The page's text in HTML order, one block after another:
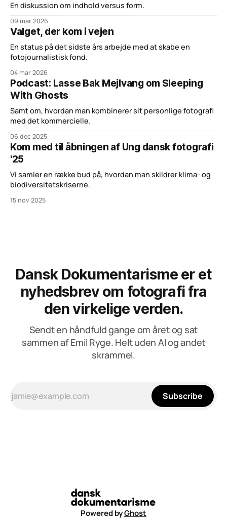
En diskussion om indhold versus form.
09 mar 2026
Valget, der kom i vejen
En status på det sidste års arbejde med at skabe en
fotojournalistisk fond.
04 mar 2026
Podcast: Lasse Bak Mejlvang om Sleeping
With Ghosts
Samt om, hvordan man kombinerer sit personlige fotografi
med det kommercielle.
06 dec 2025
Kom med til åbningen af Ung dansk fotografi
'25
Vi samler en række bud på, hvordan man skildrer klima- og
biodiversitetskriserne.
15 nov 2025
Dansk Dokumentarisme er et
nyhedsbrev om fotografi fra
den virkelige verden.
Sendt en håndfuld gange om året og sat
sammen af Emil Ryge. Helt uden AI og andet
skrammel.
Subscribe
Powered byGhost